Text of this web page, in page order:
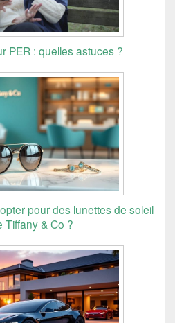
PER : quelles astuces ?
pour des lunettes de soleil
Tiffany & Co ?